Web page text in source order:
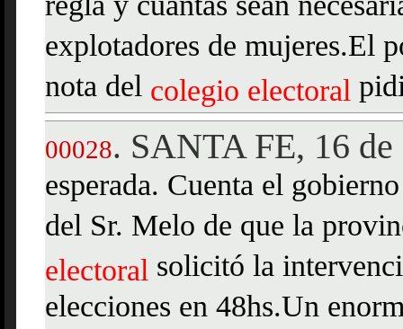
explotadores de mujeres.El
nota del colegio electoral
00028. SANTA FE, 16
esperada. Cuenta el
del Sr. Melo de que la
electoral solicitó la
elecciones en 48hs.Un